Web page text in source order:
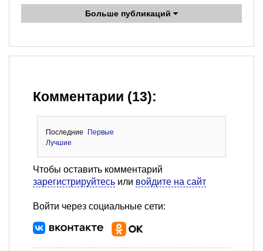
Больше публикаций
Комментарии (13):
Последние
Первые
Лучшие
Чтобы оставить комментарий
зарегистрируйтесь или войдите на сайт
Войти через социальные сети: